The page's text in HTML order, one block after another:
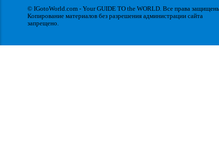
© IGotoWorld.com - Your GUIDE TO the WORLD. Все права
Копирование материалов без разрешения администрации сайта
запрещено.